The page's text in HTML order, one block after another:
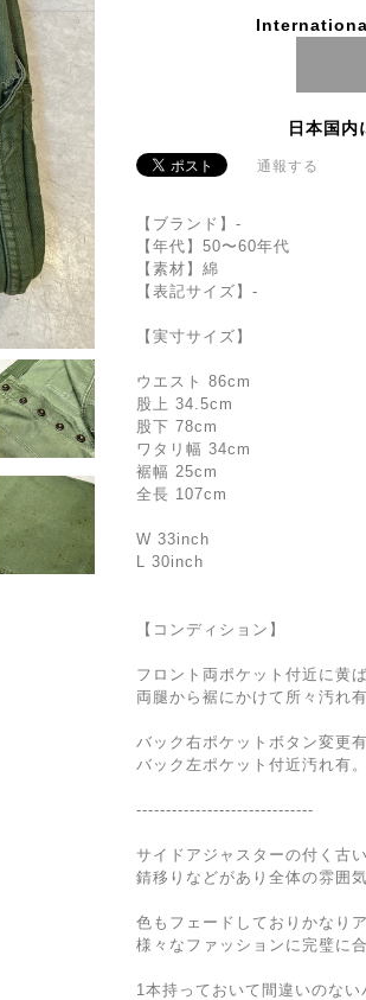
日本国内
通報する
【ブランド】-
【年代】50〜60年代
【素材】綿
【表記サイズ】-
【実寸サイズ】
ウエスト 86cm
股上 34.5cm
股下 78cm
ワタリ幅 34cm
裾幅 25cm
全長 107cm
W 33inch
L 30inch
【コンディション】
フロント両ポケット付近に黄ば
両腿から裾にかけて所々汚れ有
バック右ポケットボタン変更有
バック左ポケット付近汚れ有。
------------------------------
サイドアジャスターの付く古
錆移りなどがあり全体の雰囲
色もフェードしておりかなり
様々なファッションに完璧に
1本持っておいて間違いのない